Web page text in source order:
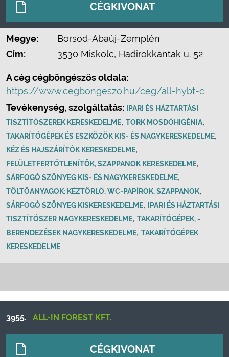
CÉGKIVONAT
Megye:
Borsod-Abaúj-Zemplén
Cím:
3530 Miskolc, Hadirokkantak u. 52
A cég cégböngészős oldala:
https://www.cegbongeszo.hu/ceg/all-hybt-c
Tevékenység, szolgáltatás:
IPARI ÉS HÁZTARTÁSI
TISZTÍTÓSZEREK KERESKEDELME, TORK MOSDÓHIGÉNIA,
TAKARÍTÓGÉPEK ÉS ESZKÖZÖK KIS- ÉS NAGYKERESKEDELME,
KÉZ ÉS HAJSZÁRÍTÓK KERESKEDELME,
FELÜLETFERTŐTLENÍTŐK, SZAPPANOK KERESKEDELME,
SÁRFOGÓ SZŐNYEG KIS- ÉS NAGYKERESKEDELME,
TÖLTŐANYAGOK: KÉZTÖRLŐ, WC-PAPÍROK, SZAPPANOK,
SÁRFOGÓ SZŐNYEG KISKERESKEDELME,
IPARI ÉS HÁZTARTÁSI
TISZTÍTÓSZER NAGYKERESKEDELME, TAKARÍTÓGÉPEK, -
BERENDEZÉSEK NAGYKERESKEDELME, TAKARÍTÓGÉPEK
KERESKEDELME
3955. ALL-IN FOREST KFT.
CÉGKIVONAT